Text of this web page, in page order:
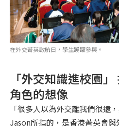
在外交菁英啟航日，學生踴躍參與。
「外交知識進校園
角色的想像
「很多人以為外交離我們很遠
Jason所指的，是香港菁英會